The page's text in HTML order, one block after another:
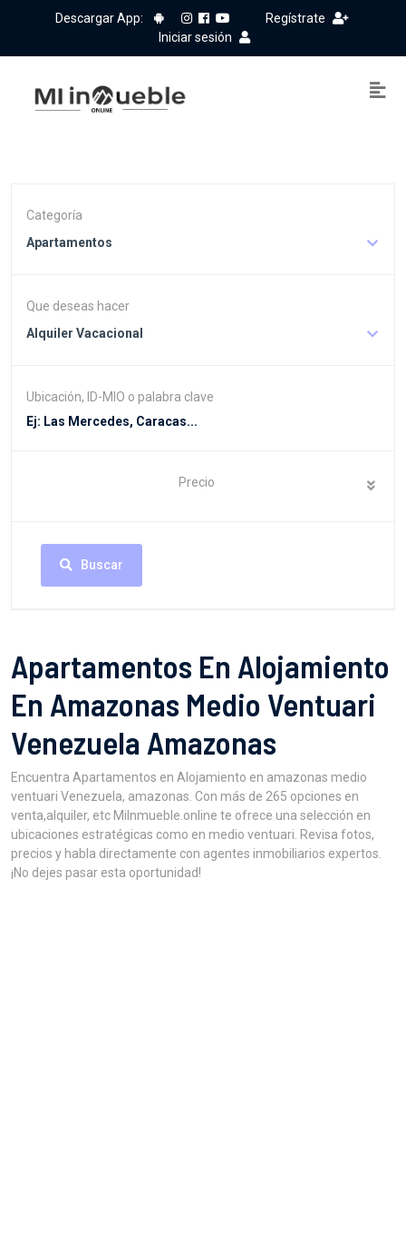
Descargar App:
Regístrate
Iniciar sesión
Categoría
Apartamentos
Que deseas hacer
Alquiler Vacacional
Ubicación, ID-MIO o palabra clave
Precio
Buscar
Apartamentos En Alojamiento
En Amazonas Medio Ventuari
Venezuela Amazonas
Encuentra Apartamentos en Alojamiento en amazonas medio
ventuari Venezuela, amazonas. Con más de 265 opciones en
venta,alquiler, etc MiInmueble.online te ofrece una selección en
ubicaciones estratégicas como en medio ventuari. Revisa fotos,
precios y habla directamente con agentes inmobiliarios expertos.
¡No dejes pasar esta oportunidad!